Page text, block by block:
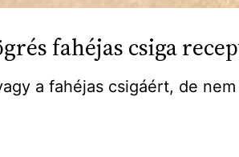
fahéjas csiga
a fahéjas csigáért, de